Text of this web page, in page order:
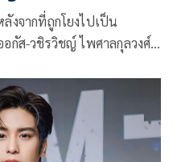
งจากที่ถูกโยงไปเป็น
กัส-วชิรวิชญ์ ไพศาลกุลวงศ์
าในแชตดังกล่าวนั้นเป็นตน
ตนได้พูดถึงด้วยคำพูดที่ไม่ดี